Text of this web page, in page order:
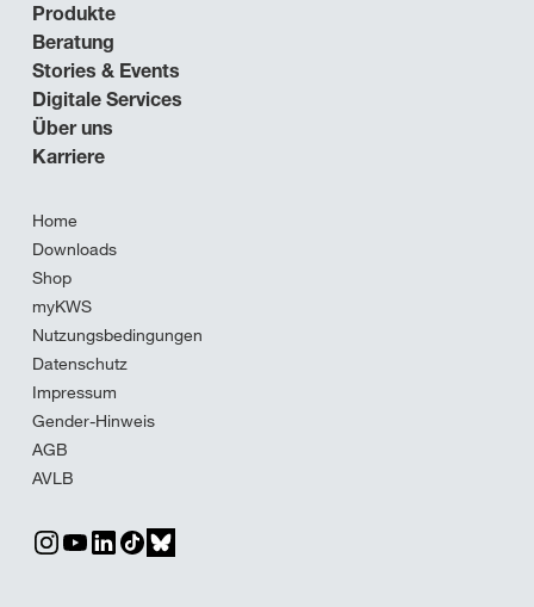
Produkte
Beratung
Stories & Events
Digitale Services
Über uns
Karriere
Home
Downloads
Shop
myKWS
Nutzungsbedingungen
Datenschutz
Impressum
Gender-Hinweis
AGB
AVLB